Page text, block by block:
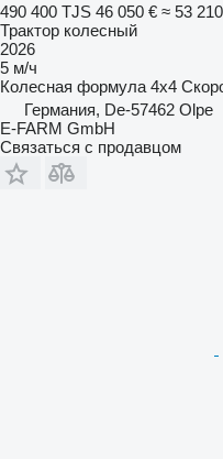
490 400 TJS 46 050 € ≈ 53
Трактор колесный
2026
5 м/ч
Колесная формула 4x4
Германия, De-57462 Olpe
E-FARM GmbH
Связаться с продавцом